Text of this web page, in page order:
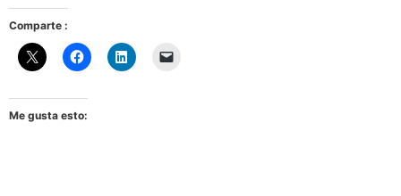
Comparte :
Me gusta esto: